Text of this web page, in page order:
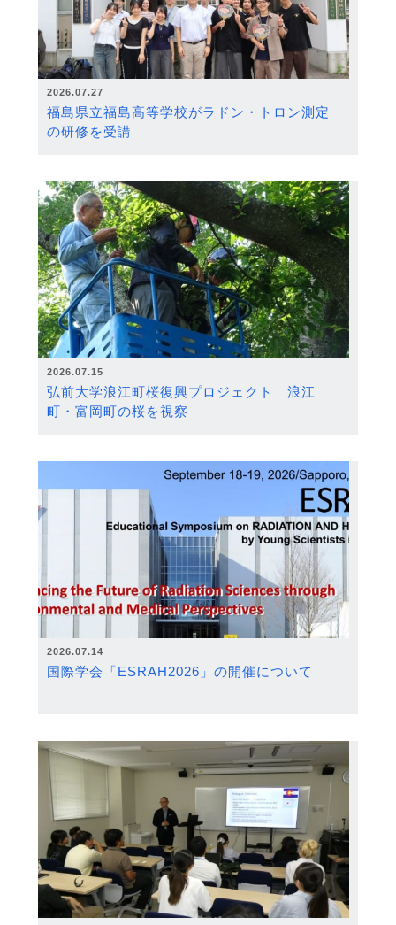
2026.07.27
福島県立福島高等学校がラドン・トロン測定
の研修を受講
2026.07.15
弘前大学浪江町桜復興プロジェクト 浪江
町・富岡町の桜を視察
2026.07.14
国際学会「ESRAH2026」の開催について